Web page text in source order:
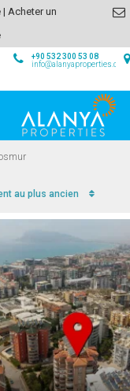
Acheter un
+90 532 300 53 08
info@alanyaproperties.com
au plus ancien